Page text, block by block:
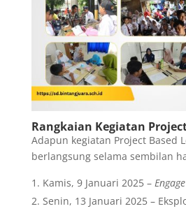
Rangkaian Kegiatan
Adapun kegiatan Project Based
berlangsung selama sembilan
Kamis, 9 Januari 2025 –
Senin, 13 Januari 2025 –